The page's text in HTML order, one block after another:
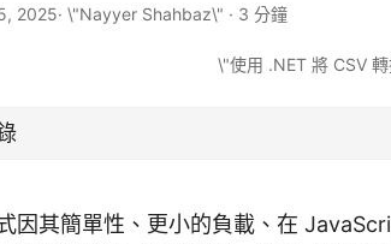
2025· \"Nayyer Shahbaz\" · 3 分鐘
因其簡單性、更小的負載、在